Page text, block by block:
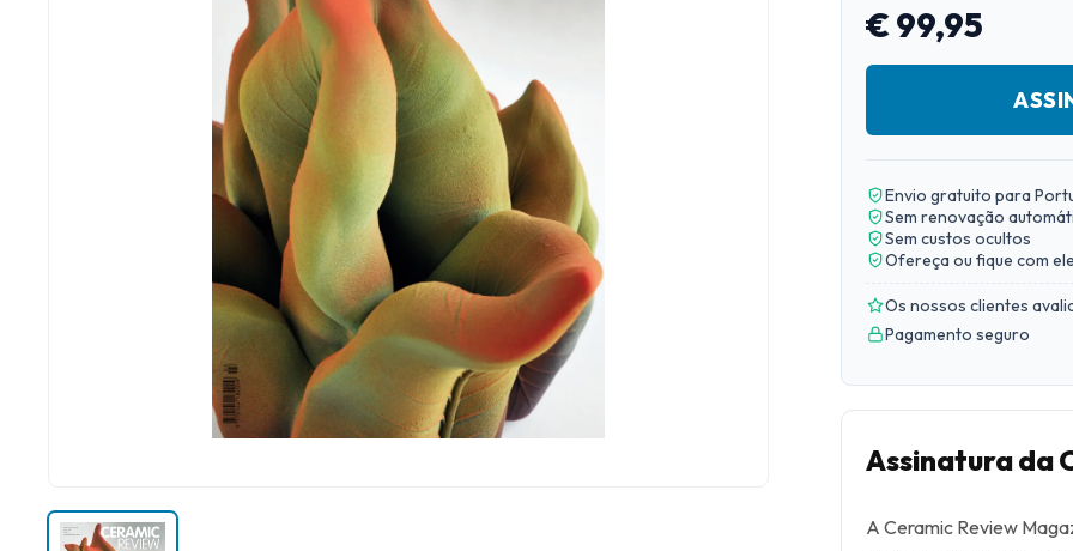
€ 99,95
Envio gratuito para
Sem renovação
Sem custos ocultos
Ofereça ou fique com
Os nossos clientes
Pagamento seguro
Assinatura da
A Ceramic Review